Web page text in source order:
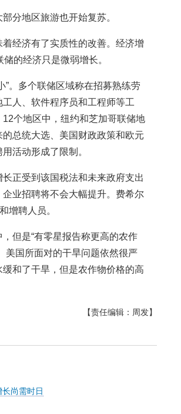
分地区旅游也开始复苏。
经济有了实质性的改善。经济增
的经济只是微弱增长。
”。多个联储区域称在招募熟练劳
人、软件程序员和工程师等工
个地区中，纽约和芝加哥联储地
总统大选、美国财政政策和欧元
活动形成了限制。
正受到该国税法和未来政府支出
业招聘将不会大幅提升。费希尔
增聘人员。
但是“有零星报告称更高的农作
美国所面对的干旱问题依然很严
和了干旱，但是农作物价格的高
【责任编辑：周发】
尚需时日